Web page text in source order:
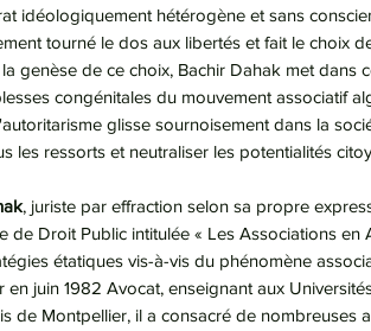
idéologiquement hétérogène et sans
tourné le dos aux libertés et fait le choix
genèse de ce choix, Bachir Dahak met dans
congénitales du mouvement associatif
glisse sournoisement dans la
les ressorts et neutraliser les potentialités
, juriste par effraction selon sa propre
de Droit Public intitulée « Les Associations en
étatiques vis-à-vis du phénomène
en juin 1982 Avocat, enseignant aux
de Montpellier, il a consacré de nombreuses